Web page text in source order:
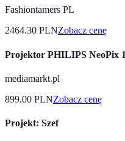
Fashiontamers PL
2464.30 PLNZobacz cenę
Projektor PHILIPS NeoPix
mediamarkt.pl
899.00 PLNZobacz cenę
Projekt: Szef